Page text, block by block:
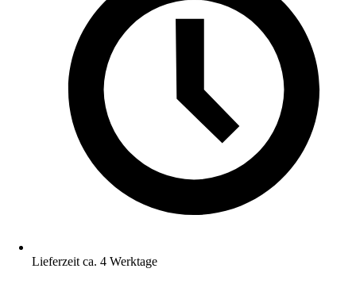
Lieferzeit ca. 4 Werktage